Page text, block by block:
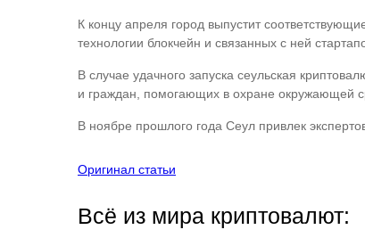
К концу апреля город выпустит
технологии блокчейн и связанных с ней
В случае удачного запуска сеульская
и граждан, помогающих в охране окружающей
В ноябре прошлого года Сеул привлек
Оригинал статьи
Всё из мира криптовалют: